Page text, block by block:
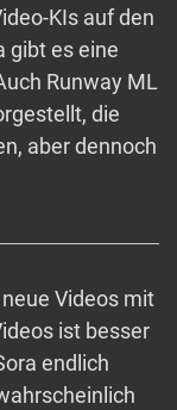
KIs auf den
gibt es eine
Runway ML
die
aber dennoch
Videos mit
ist besser
endlich